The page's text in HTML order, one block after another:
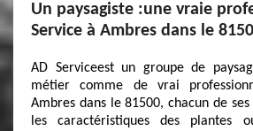
Un paysagiste :une vraie
Service à Ambres dans le
AD Serviceest un groupe de
métier comme de vrai
Ambres dans le 81500, chacun de
les caractéristiques des plantes